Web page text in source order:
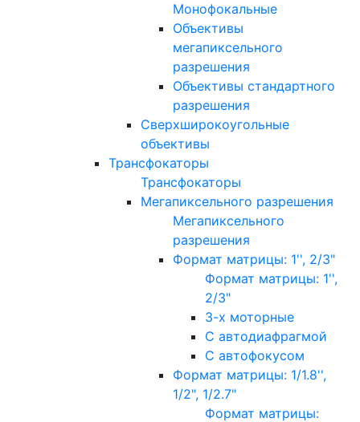
Монофокальные
Объективы
мегапиксельного
разрешения
Объективы стандартного
разрешения
Сверхширокоугольные
объективы
Трансфокаторы
Трансфокаторы
Мегапиксельного разрешения
Мегапиксельного
разрешения
Формат матрицы: 1'', 2/3"
Формат матрицы: 1'',
2/3"
3-х моторные
С автодиафрагмой
С автофокусом
Формат матрицы: 1/1.8'',
1/2", 1/2.7"
Формат матрицы: